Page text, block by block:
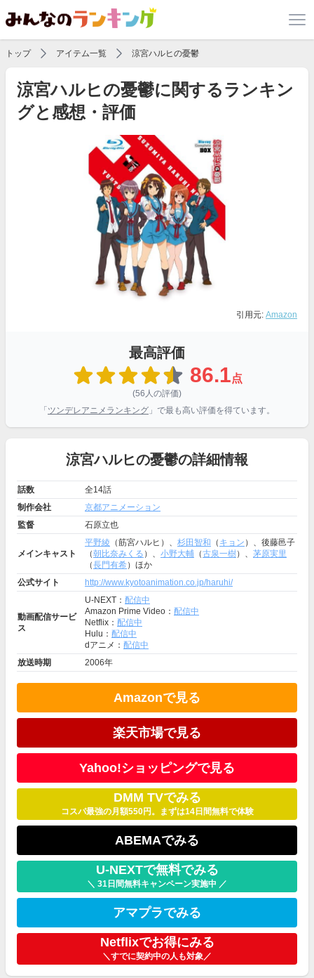
トップ アイテム一覧 涼宮ハルヒの憂鬱
涼宮ハルヒの憂鬱に関するランキン
グと感想・評価
引用元: Amazon
最高評価
86.1点
(56人の評価)
「 ツンデレアニメランキング 」で最も高い評価を得ています。
涼宮ハルヒの憂鬱の詳細情報
話数
全14話
制作会社
京都アニメーション
監督
石原立也
メインキャスト
平野綾 （筋宮ハルヒ）、 杉田智和 （ キョン ）、後藤邑子
（朝比奈みくる ）、 小野大輔 （古泉一樹）、 茅原実里
（長門有希）ほか
公式サイト
http://www.kyotoanimation.co.jp/haruhi/
動画配信サービ
ス
U-NEXT： 配信中
Amazon Prime Video： 配信中
Netflix： 配信中
Hulu： 配信中
dアニメ： 配信中
放送時期
2006年
Amazonで見る
楽天市場で見る
Yahoo!ショッピングで見る
DMM TVでみる
コスパ最強の月額550円。まずは14日間無料で体験
ABEMAでみる
U-NEXTで無料でみる
＼ 31日間無料キャンペーン実施中 ／
アマプラでみる
Netflixでお得にみる
＼すでに契約中の人も対象／